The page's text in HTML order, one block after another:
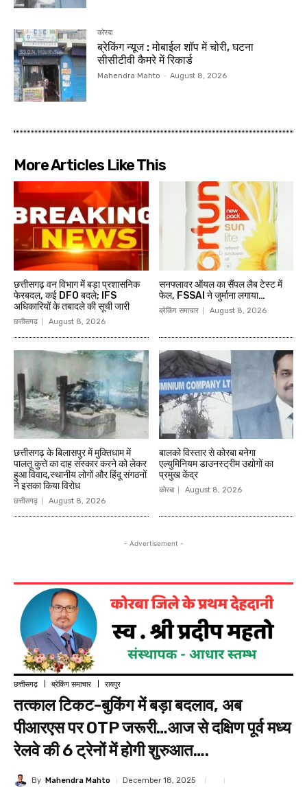
कोरबा
ब्रेकिंग न्यूज : मोबाईल शॉप में चोरी, घटना
सीसीटीवी कैमरे में रिकार्ड
Mahendra Mahto - August 8, 2026
More Articles Like This
छत्तीसगढ़ वन विभाग में बड़ा प्रशासनिक
फेरबदल, कई DFO बदले; IFS
अधिकारियों के तबादले की सूची जारी
छत्तीसगढ़ August 8, 2026
सनफ्लावर ऑयल का सैंपल लैब टेस्ट में
फेल, FSSAI ने जुर्माना लगाया…
ब्रेकिंग समाचार August 8, 2026
छत्तीसगढ़ के बिलासपुर में मुक्तिधाम में
पालतू कुत्ते का दाह संस्कार करने को लेकर
हुआ विवाद,स्थानीय लोगों और हिंदू संगठनों
ने इसका किया विरोध
छत्तीसगढ़ August 8, 2026
बालको विस्तार से कोरबा बनेगा
एल्युमिनियम डाउनस्ट्रीम उद्योगों का
प्रमुख केंद्र
कोरबा August 8, 2026
- Advertisement -